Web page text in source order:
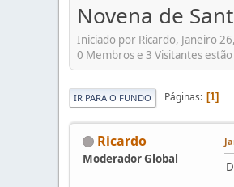
Novena de
Iniciado por Ricardo, Janeiro
0 Membros e 3 Visitantes
IR PARA O FUNDO Páginas 1
Ricardo
Moderador Global